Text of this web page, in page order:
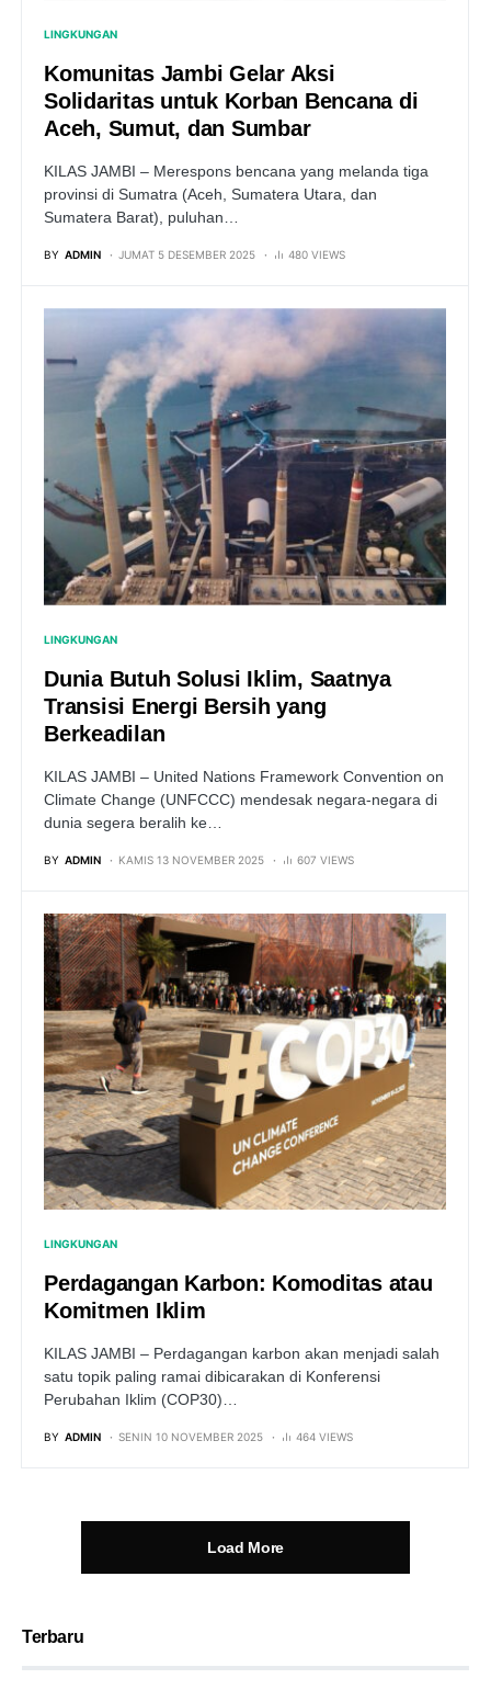
LINGKUNGAN
Komunitas Jambi Gelar Aksi
Solidaritas untuk Korban Bencana di
Aceh, Sumut, dan Sumbar
KILAS JAMBI – Merespons bencana yang melanda tiga
provinsi di Sumatra (Aceh, Sumatera Utara, dan
Sumatera Barat), puluhan…
BY ADMIN JUMAT 5 DESEMBER 2025 480 VIEWS
LINGKUNGAN
Dunia Butuh Solusi Iklim, Saatnya
Transisi Energi Bersih yang
Berkeadilan
KILAS JAMBI – United Nations Framework Convention on
Climate Change (UNFCCC) mendesak negara-negara di
dunia segera beralih ke…
BY ADMIN KAMIS 13 NOVEMBER 2025 607 VIEWS
LINGKUNGAN
Perdagangan Karbon: Komoditas atau
Komitmen Iklim
KILAS JAMBI – Perdagangan karbon akan menjadi salah
satu topik paling ramai dibicarakan di Konferensi
Perubahan Iklim (COP30)…
BY ADMIN SENIN 10 NOVEMBER 2025 464 VIEWS
Load More
Terbaru